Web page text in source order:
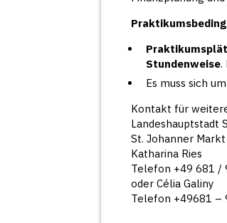
Stundenweise.
Es muss sich
Kontakt für
Landeshauptstadt
St. Johanner
Katharina Ries
Telefon +49 681 /
oder Célia Galiny
Telefon +49681 –